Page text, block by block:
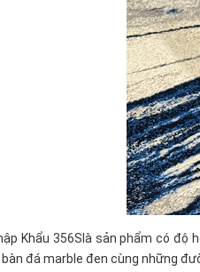
Khẩu 356Slà sản phẩm có
đá marble đen cùng những